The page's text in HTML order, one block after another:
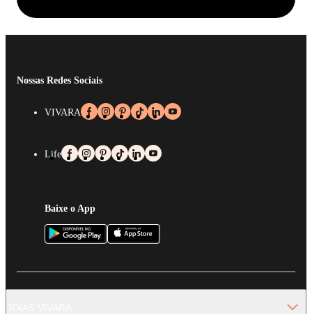
Nossas Redes Sociais
VIVARA
Life
Baixe o App